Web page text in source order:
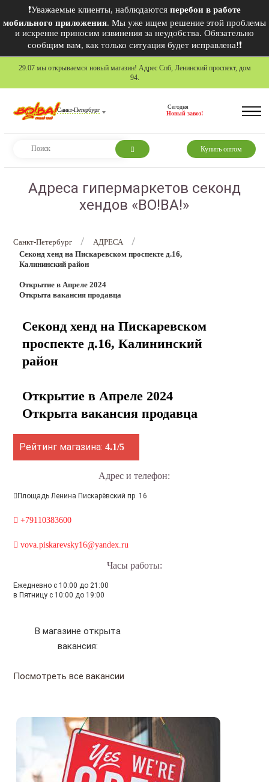
❗Уважаемые клиенты, наблюдаются перебои в работе
мобильного приложения. Мы уже ищем решение этой проблемы
и искренне приносим извинения за неудобства. Обязательно
сообщим вам, как только ситуация будет исправлена!❗
29.07 мы открываемся новый магазин! Адрес Спб, Ленинский проспект, дом
94.
Санкт-Петербург
Сегодня
Новый завоз!
Купить оптом
Адреса гипермаркетов секонд
хендов «ВО!ВА!»
Санкт-Петербург / АДРЕСА /
Секонд хенд на Пискаревском проспекте д.16,
Калининский район
Открытие в Апреле 2024
Открыта вакансия продавца
Секонд хенд на Пискаревском
проспекте д.16, Калининский
район
Открытие в Апреле 2024
Открыта вакансия продавца
Рейтинг магазина:4.1/5
Адрес и телефон:
Площадь Ленина Пискарёвский пр. 16
+79110383600
vova.piskarevsky16@yandex.ru
Часы работы:
Ежедневно с 10:00 до 21:00
в Пятницу с 10:00 до 19:00
В магазине открыта
вакансия:
Посмотреть все вакансии